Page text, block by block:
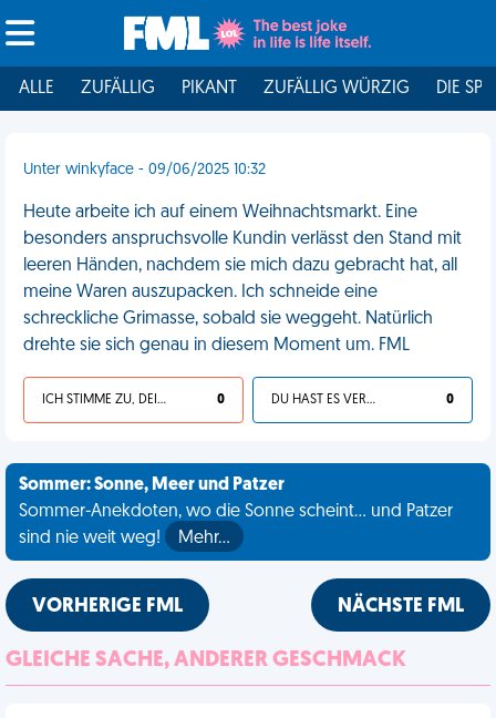
ALLE ZUFÄLLIG PIKANT ZUFÄLLIG WÜRZIG DIE
Unter winkyface - 09/06/2025 10:32
Heute arbeite ich auf einem Weihnachtsmarkt. Eine
besonders anspruchsvolle Kundin verlässt den Stand mit
leeren Händen, nachdem sie mich dazu gebracht hat, all
meine Waren auszupacken. Ich schneide eine
schreckliche Grimasse, sobald sie weggeht. Natürlich
drehte sie sich genau in diesem Moment um. FML
ICH STIMME ZU, DEIN LEBEN IST SCHEISSE 0 DU HAST ES VERDIENT 0
Sommer: Sonne, Meer und Patzer
Sommer-Anekdoten, wo die Sonne scheint... und Patzer
sind nie weit weg!
Mehr…
VORHERIGE FML NÄCHSTE FML
GLEICHE SACHE, ANDERER GESCHMACK